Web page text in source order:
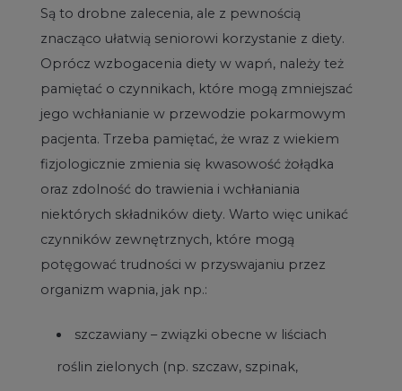
Są to drobne zalecenia, ale z pewnością
znacząco ułatwią seniorowi korzystanie z diety.
Oprócz wzbogacenia diety w wapń, należy też
pamiętać o czynnikach, które mogą zmniejszać
jego wchłanianie w przewodzie pokarmowym
pacjenta. Trzeba pamiętać, że wraz z wiekiem
fizjologicznie zmienia się kwasowość żołądka
oraz zdolność do trawienia i wchłaniania
niektórych składników diety. Warto więc unikać
czynników zewnętrznych, które mogą
potęgować trudności w przyswajaniu przez
organizm wapnia, jak np.:
szczawiany – związki obecne w liściach
roślin zielonych (np. szczaw, szpinak,